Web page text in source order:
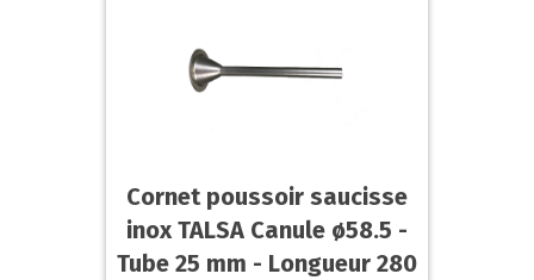
Cornet poussoir saucisse
inox TALSA Canule ø58.5 -
Tube 25 mm - Longueur 280